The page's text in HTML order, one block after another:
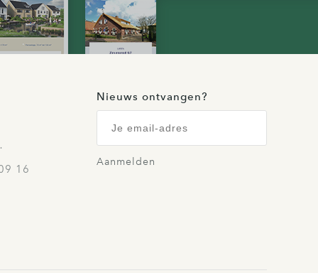
16
Nieuws ontvangen?
Aanmelden